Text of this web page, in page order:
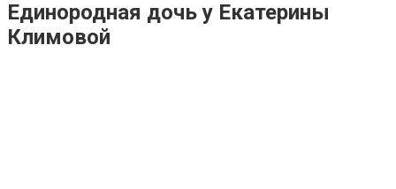
Единородная дочь у Екатерины
Климовой